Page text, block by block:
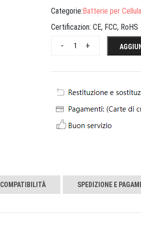
Categorie:Batterie per
Certificazion: CE, FCC, RoHS
+
-
COMPATIBILITÀ SPEDIZIONE E